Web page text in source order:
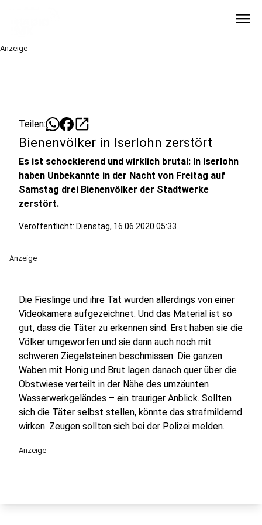
menu
Anzeige
Teilen: open_in_new
Bienenvölker in Iserlohn zerstört
Es ist schockierend und wirklich brutal: In Iserlohn
haben Unbekannte in der Nacht von Freitag auf
Samstag drei Bienenvölker der Stadtwerke
zerstört.
Veröffentlicht: Dienstag, 16.06.2020 05:33
Anzeige
Die Fieslinge und ihre Tat wurden allerdings von einer
Videokamera aufgezeichnet. Und das Material ist so
gut, dass die Täter zu erkennen sind. Erst haben sie die
Völker umgeworfen und sie dann auch noch mit
schweren Ziegelsteinen beschmissen. Die ganzen
Waben mit Honig und Brut lagen danach quer über die
Obstwiese verteilt in der Nähe des umzäunten
Wasserwerkgeländes – ein trauriger Anblick. Sollten
sich die Täter selbst stellen, könnte das strafmildernd
wirken. Zeugen sollten sich bei der Polizei melden.
Anzeige